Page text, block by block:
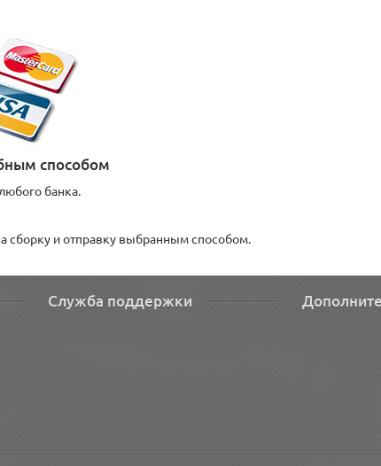
способом
любого банка.
сборку и отправку выбранным способом.
Служба поддержки